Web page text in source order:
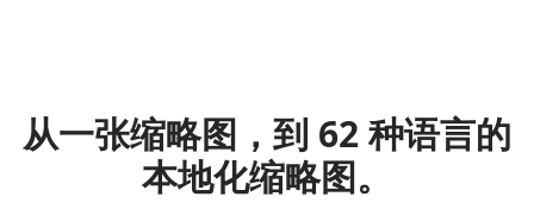
从一张缩略图，到 62 种语言的
本地化缩略图。